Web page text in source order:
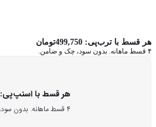
هر قسط با ترب‌پی: 499,750تومان
۴ قسط ماهانه. بدون سود، چک و ضامن.
هر قسط با اسنپ‌پی:
۴ قسط ماهانه. بدون سود، چک و ضامن.